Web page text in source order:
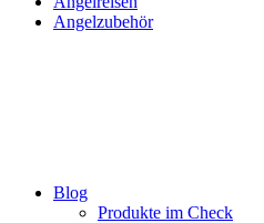
Angelzubehör
Blog
Produkte im Check